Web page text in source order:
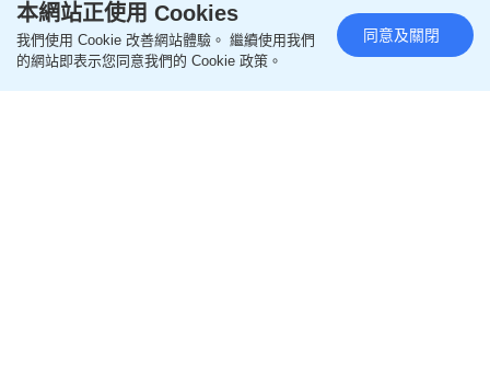
AI與公民素養 從DeepSeek談起
｜公民視野
本網站正使用 Cookies
我們使用 Cookie 改善網站體驗。 繼續使用我們
的網站即表示您同意我們的 Cookie 政策。
同意及關閉